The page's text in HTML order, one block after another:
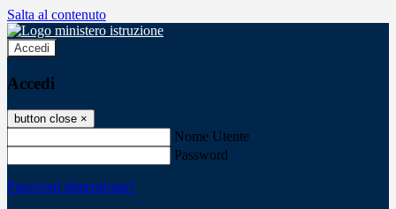
Salta al contenuto
Accedi
Accedi
button close ×
Nome Utente
Password
Password dimenticata?